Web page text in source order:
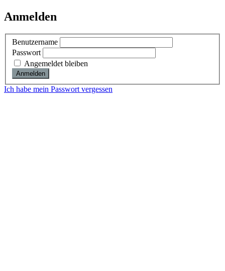
Anmelden
Benutzername
Passwort
Angemeldet bleiben
Ich habe mein Passwort vergessen